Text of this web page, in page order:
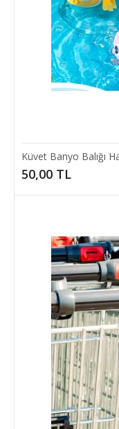
Kedi Oyun Tüneli
KEDİ OYUN
çekici eğlence: İki
75,00 TL
Küvet Banyo Balığı
50,00 TL